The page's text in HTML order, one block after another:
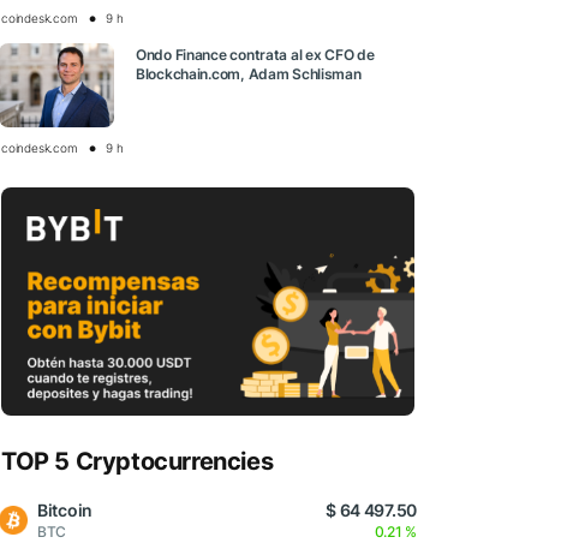
coindesk.com 9 h
Ondo Finance contrata al ex CFO de
Blockchain.com, Adam Schlisman
coindesk.com 9 h
TOP 5 Cryptocurrencies
Bitcoin
BTC
$ 64 497.50
0.21 %